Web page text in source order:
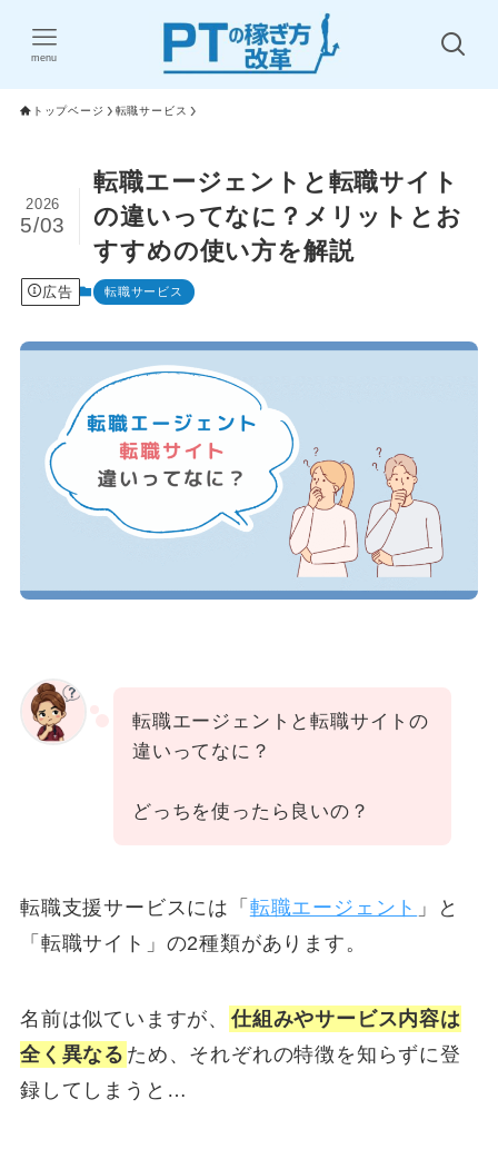
menu
トップベージ 転職サービス
転職エージェントと転職サイト
の違いってなに？メリットとお
すすめの使い方を解説
2026
5/03
広告 転職サービス
転職エージェントと転職サイトの
違いってなに？
どっちを使ったら良いの？
転職支援サービスには「 転職エージェント 」と
「転職サイト」の2種類があります。
名前は似ていますが、
仕組みやサービス内容は
全く異なる ため、それぞれの特徴を知らずに登
録してしまうと…